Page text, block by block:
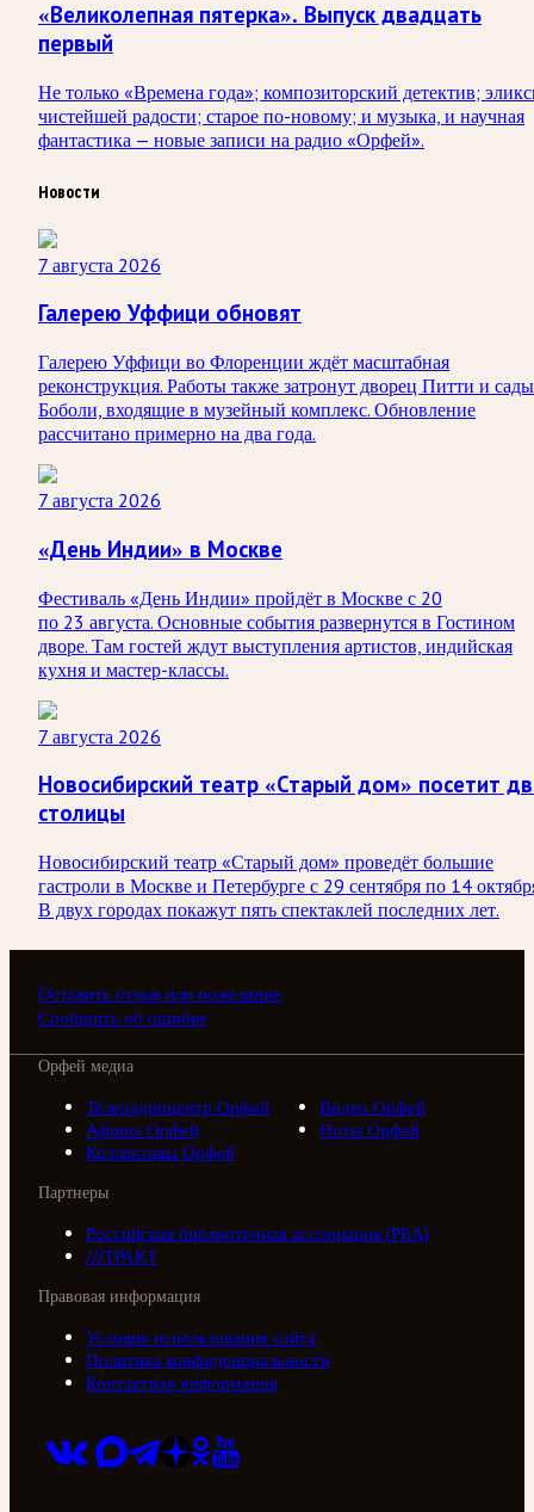
«Великолепная пятерка». Выпуск двадцать
первый
Не только «Времена года»; композиторский детектив;
чистейшей радости; старое по-новому; и музыка, и научная
фантастика — новые записи на радио «Орфей».
Новости
7 августа 2026
Галерею Уффици обновят
Галерею Уффици во Флоренции ждёт масштабная
реконструкция. Работы также затронут дворец Питти и сады
Боболи, входящие в музейный комплекс. Обновление
рассчитано примерно на два года.
7 августа 2026
«День Индии» в Москве
Фестиваль «День Индии» пройдёт в Москве с 20
по 23 августа. Основные события развернутся в Гостином
дворе. Там гостей ждут выступления артистов, индийская
кухня и мастер-классы.
7 августа 2026
Новосибирский театр «Старый дом» посетит
столицы
Новосибирский театр «Старый дом» проведёт большие
гастроли в Москве и Петербурге с 29 сентября по 14
В двух городах покажут пять спектаклей последних лет.
Оставить отзыв или пожелание
Сообщить об ошибке
Орфей медиа
Телерадиоцентр Орфей
Видео Орфей
Афиша Орфей
Ноты Орфей
Коллективы Орфей
Партнеры
Российская библиотечная ассоциация (РБА)
///ТРАКТ
Правовая информация
Условия использования сайта
Политика конфиденциальности
Контактная информация